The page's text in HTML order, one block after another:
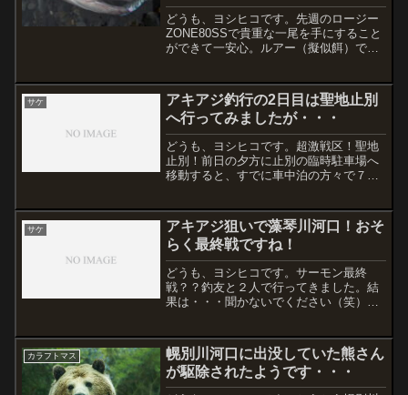
に好反応でした
どうも、ヨシヒコです。先週のロージー
ZONE80SSで貴重な一尾を手にすること
ができて一安心。ルアー（擬似餌）でも
様々なアプローチ方法がありますね。ブ
ッコミ釣り、フカセ釣...
サケ
アキアジ釣行の2日目は聖地止別
へ行ってみましたが・・・
どうも、ヨシヒコです。超激戦区！聖地
止別！前日の夕方に止別の臨時駐車場へ
移動すると、すでに車中泊の方々で７割
声で目がさめると、なにやらすでに釣っ
てきている様子。アキ...
サケ
アキアジ狙いで藻琴川河口！おそ
らく最終戦ですね！
どうも、ヨシヒコです。サーモン最終
戦？？釣友と２人で行ってきました。結
果は・・・聞かないでください（笑）目
みました！（心も・・・）夜明けから9時
くらいまでで、全体10〜...
カラフトマス
幌別川河口に出没していた熊さん
が駆除されたようです・・・